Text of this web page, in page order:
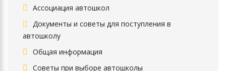
Ассоциация автошкол
Документы и советы для поступления в
автошколу
Общая информация
Советы при выборе автошколы